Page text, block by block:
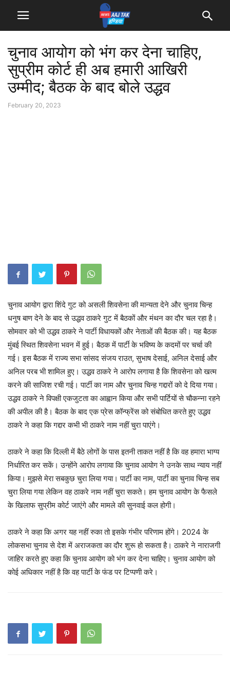
चुनाव आयोग को भंग कर देना चाहिए,
सुप्रीम कोर्ट ही अब हमारी आखिरी
उम्मीद; बैठक के बाद बोले उद्धव
February 20, 2023
चुनाव आयोग द्वारा शिंदे गुट को असली शिवसेना की मान्यता देने और चुनाव चिन्ह
धनुष बाण देने के बाद से उद्धव ठाकरे गुट में बैठकों और मंथन का दौर चल रहा है।
सोमवार को भी उद्धव ठाकरे ने पार्टी विधायकों और नेताओं की बैठक की। यह बैठक
मुंबई स्थित शिवसेना भवन में हुई। बैठक में पार्टी के भविष्य के कदमों पर चर्चा की
गई। इस बैठक में राज्य सभा सांसद संजय राउत, सुभाष देसाई, अनिल देसाई और
अनिल परब भी शामिल हुए। उद्धव ठाकरे ने आरोप लगाया है कि शिवसेना को खत्म
करने की साजिश रची गई। पार्टी का नाम और चुनाव चिन्ह गद्दारों को दे दिया गया।
उद्धव ठाकरे ने विपक्षी एकजुटता का आह्वान किया और सभी पार्टियों से चौकन्ना रहने
की अपील की है। बैठक के बाद एक प्रेस कॉन्फ्रेंस को संबोधित करते हुए उद्धव
ठाकरे ने कहा कि गद्दार कभी भी ठाकरे नाम नहीं चुरा पाएंगे।
ठाकरे ने कहा कि दिल्ली में बैठे लोगों के पास इतनी ताकत नहीं है कि वह हमारा भाग्य
निर्धारित कर सकें। उन्होंने आरोप लगाया कि चुनाव आयोग ने उनके साथ न्याय नहीं
किया। मुझसे मेरा सबकुछ चुरा लिया गया। पार्टी का नाम, पार्टी का चुनाव चिन्ह सब
चुरा लिया गया लेकिन वह ठाकरे नाम नहीं चुरा सकते। हम चुनाव आयोग के फैसले
के खिलाफ सुप्रीम कोर्ट जाएंगे और मामले की सुनवाई कल होगी।
ठाकरे ने कहा कि अगर यह नहीं रुका तो इसके गंभीर परिणाम होंगे। 2024 के
लोकसभा चुनाव से देश में अराजकता का दौर शुरू हो सकता है। ठाकरे ने नाराजगी
जाहिर करते हुए कहा कि चुनाव आयोग को भंग कर देना चाहिए। चुनाव आयोग को
कोई अधिकार नहीं है कि वह पार्टी के फंड पर टिप्पणी करे।